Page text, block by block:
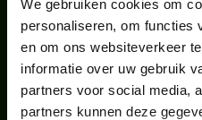
We gebruiken cookies om
personaliseren, om functies
en om ons websiteverkeer
informatie over uw gebruik
partners voor social media,
partners kunnen deze
ONS TEAM
juni 17, 2026